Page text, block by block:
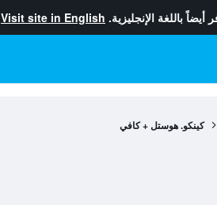
أيضاً باللغة الإنجليزية. Visit site in English
كينكو. هوستل + كافي